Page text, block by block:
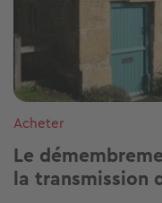
Acheter
Le
la transmission